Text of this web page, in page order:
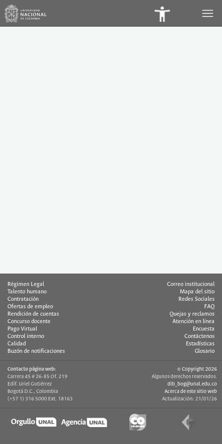
Régimen Legal
Talento humano
Contratación
Ofertas de empleo
Rendición de cuentas
Concurso docente
Pago Virtual
Control interno
Calidad
Buzón de notificaciones
Correo institucional
Mapa del sitio
Redes Sociales
FAQ
Quejas y reclamos
Atención en línea
Encuesta
Contáctenos
Estadísticas
Glosario
Contacto página web:
Carrera 45 # 26-85 Of. 219
Edif. Uriel Gutiérrez
Bogotá D.C., Colombia
(+57 1) 316 5000 Ext. 18163
© Copyright 2026
Algunos derechos reservados.
dib_bog@unal.edu.co
Acerca de este sitio web
Actualización: 21/01/26